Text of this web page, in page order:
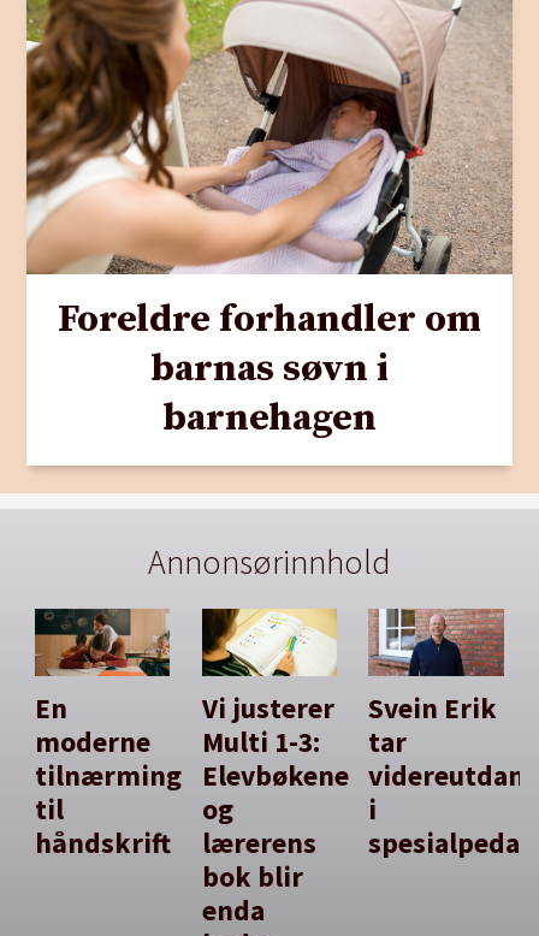
Foreldre forhandler om
barnas søvn i
barnehagen
Annonsørinnhold
En
moderne
tilnærming
til
håndskrift
Vi justerer
Multi 1-3:
Elevbøkene
og
lærerens
bok blir
enda
Svein Erik
tar
i